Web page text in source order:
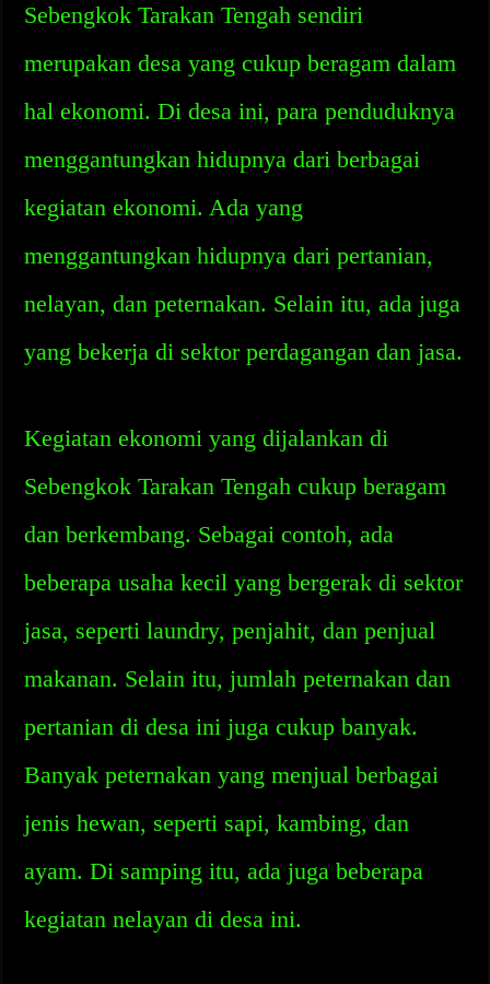
Sebengkok Tarakan Tengah sendiri
merupakan desa yang cukup beragam dalam
hal ekonomi. Di desa ini, para penduduknya
menggantungkan hidupnya dari berbagai
kegiatan ekonomi. Ada yang
menggantungkan hidupnya dari pertanian,
nelayan, dan peternakan. Selain itu, ada juga
yang bekerja di sektor perdagangan dan jasa.
Kegiatan ekonomi yang dijalankan di
Sebengkok Tarakan Tengah cukup beragam
dan berkembang. Sebagai contoh, ada
beberapa usaha kecil yang bergerak di sektor
jasa, seperti laundry, penjahit, dan penjual
makanan. Selain itu, jumlah peternakan dan
pertanian di desa ini juga cukup banyak.
Banyak peternakan yang menjual berbagai
jenis hewan, seperti sapi, kambing, dan
ayam. Di samping itu, ada juga beberapa
kegiatan nelayan di desa ini.